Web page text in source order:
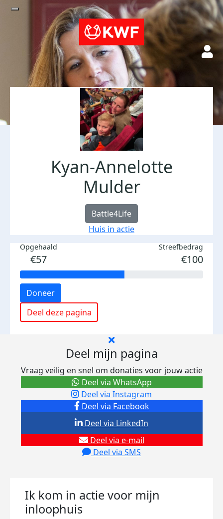
Kyan-Annelotte
Mulder
Battle4Life
Huis in actie
Opgehaald
€57
Streefbedrag
€100
Doneer
Deel deze pagina
Deel mijn pagina
Vraag veilig en snel om donaties voor jouw actie
Deel via Facebook
Deel via Instagram
Deel via e-mail
Deel via SMS
Deel via LinkedIn
Deel via WhatsApp
Ik kom in actie voor mijn
inloophuis